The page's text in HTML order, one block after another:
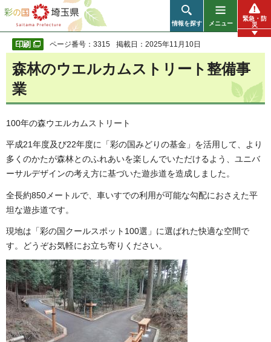
彩の国 埼玉県
情報を探す メニュー
緊急・防
災
ページ番号：3315 掲載日：2025年11月10日
森林のウエルカムストリート整備事
業
100年の森ウエルカムストリート
平成21年度及び22年度に「彩の国みどりの基金」を活用して、より
多くのかたが森林とのふれあいを楽しんでいただけるよう、ユニバ
ーサルデザインの考え方に基づいた遊歩道を造成しました。
全長約850メートルで、車いすでの利用が可能な勾配におさえた平
坦な遊歩道です。
現地は「彩の国クールスポット100選」に選ばれた快適な空間で
す。どうぞお気軽にお立ち寄りください。